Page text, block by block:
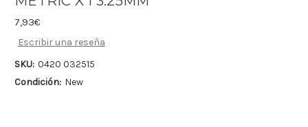
7,93€
Escribir una reseña
SKU: 0420 032515
Condición: New